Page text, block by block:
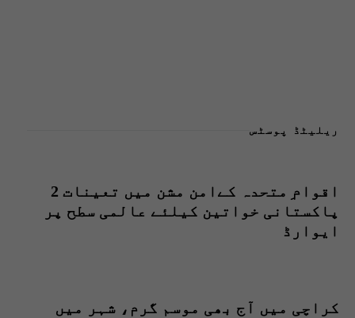
ریلیٹڈ پوسٹس
اقوام ِمتحدہ کےامن مشن میں تعینات 2
پاکستانی خواتین کیلئے عالمی سطح پر
ایوارڈ
کراچی میں آج بھی موسم گرم، شہر میں